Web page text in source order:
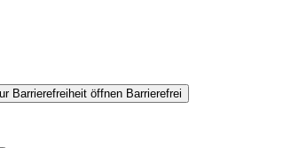
Barrierefreiheit öffnen Barrierefrei